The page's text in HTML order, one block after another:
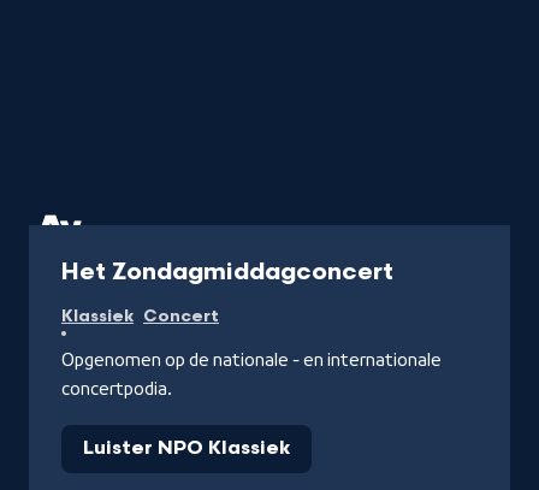
Het Zondagmiddagconcert
Klassiek Concert
Opgenomen op de nationale - en internationale
concertpodia.
Luister NPO Klassiek